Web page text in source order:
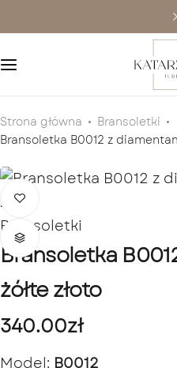
Strona główna
Bransoletki
Bransoletka B0012 z
Bransoletki
Bransoletka
żółte złoto
340.00zł
Model: B0012
Jednokamieniowe
Modowe
Pozostała biżuteria
Zawieszki